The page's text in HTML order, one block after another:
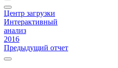
Центр загрузки
Интерактивный
анализ
2016
Предыдущий отчет